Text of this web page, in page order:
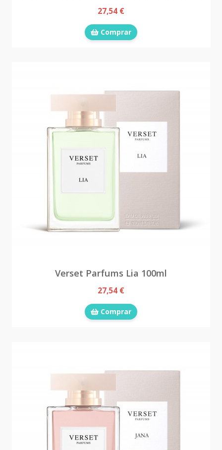
27,54 €
Comprar
Verset Parfums Lia 100ml
27,54 €
Comprar